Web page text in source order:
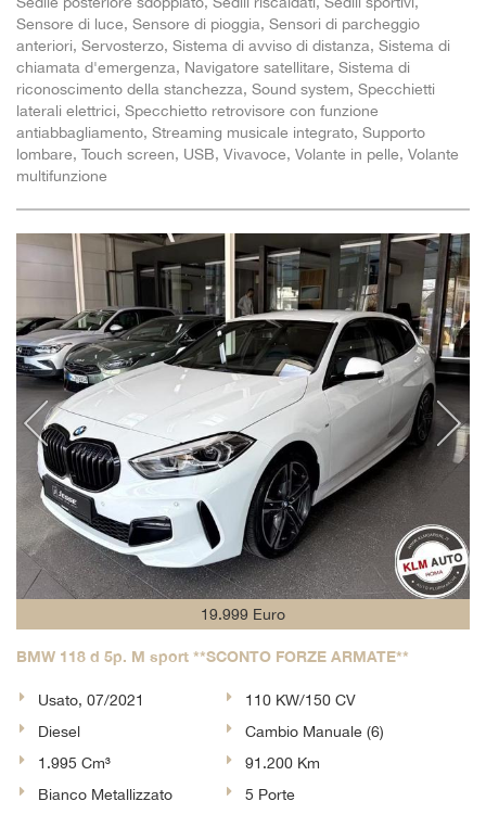
Sensore di luce, Sensore di pioggia, Sensori di parcheggio
anteriori, Servosterzo, Sistema di avviso di distanza, Sistema di
chiamata d'emergenza, Navigatore satellitare, Sistema di
riconoscimento della stanchezza, Sound system, Specchietti
laterali elettrici, Specchietto retrovisore con funzione
antiabbagliamento, Streaming musicale integrato, Supporto
lombare, Touch screen, USB, Vivavoce, Volante in pelle, Volante
multifunzione
19.999 Euro
BMW 118 d 5p. M sport **SCONTO FORZE ARMATE**
Usato, 07/2021
110 KW/150 CV
Diesel
Cambio Manuale (6)
1.995 Cm³
91.200 Km
Bianco Metallizzato
5 Porte